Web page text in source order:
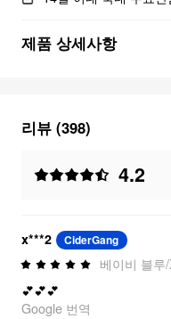
제품 상세사항
리뷰 (398)
4.2
x***2 CiderGang
베이비 블루
💕💕💕
Google 번역